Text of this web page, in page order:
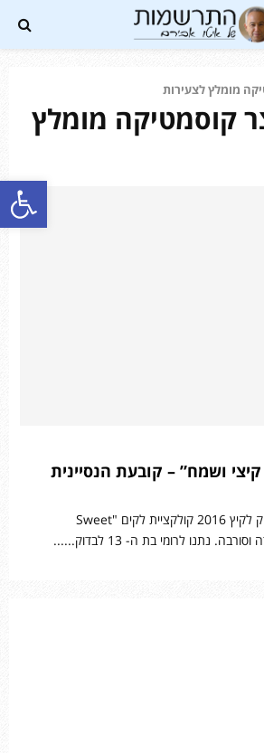
פתח סרגל נגישות
מומלץ לצעירות
קוסמטיקה מומלץ
ושמח” – קובעת הנסיינית
מותג הלקים CHIC השיק לקיץ 2016 קולקציית לקים "Sweet